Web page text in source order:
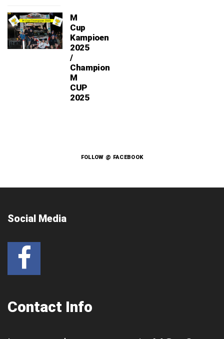
M
Cup
Kampioen
2025
/
Champion
M
CUP
2025
FOLLOW @ FACEBOOK
Social Media
Contact Info